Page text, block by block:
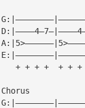
+ + + +  + +
Chorus